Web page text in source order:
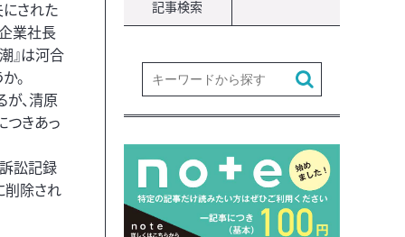
された
業社長
』は河合
。
、清原
つきあっ
訟記録
削除され
記事検索